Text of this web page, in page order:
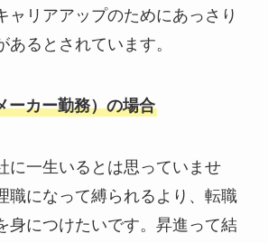
ャリアアップのためにあっさり
あるとされています。
ーカー勤務）の場合
に一生いるとは思っていませ
職になって縛られるより、転職
身につけたいです。昇進って結